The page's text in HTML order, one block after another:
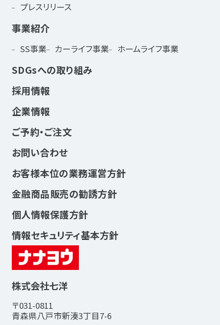
株式会社七洋
〒031-0811
青森県八戸市新湊3丁目7-6
プレスリリース
事業紹介
SS事業 カーライフ事業 ホームライフ事業
SDGsへの取り組み
採用情報
企業情報
ご予約・ご注文
お問い合わせ
お客様本位の業務運営方針
金融商品販売の勧誘方針
個人情報保護方針
情報セキュリティ基本方針